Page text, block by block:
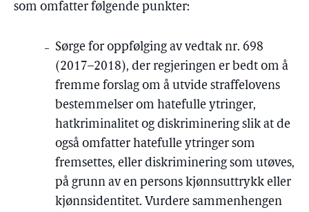
som omfatter følgende punkter:
Sørge for oppfølging av vedtak nr. 698
(2017–2018), der regjeringen er bedt om å
fremme forslag om å utvide straffelovens
bestemmelser om hatefulle ytringer,
hatkriminalitet og diskriminering slik at de
også omfatter hatefulle ytringer som
fremsettes, eller diskriminering som utøves,
på grunn av en persons kjønnsuttrykk eller
kjønnsidentitet. Vurdere sammenhengen